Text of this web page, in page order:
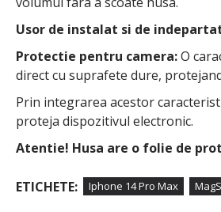
Usor de instalat si de
Protectie pentru camera:O
direct cu suprafete dure,
Prin integrarea acestor
proteja dispozitivul electronic.
Atentie! Husa are o folie de
ETICHETE: Iphone 14 Pro Max